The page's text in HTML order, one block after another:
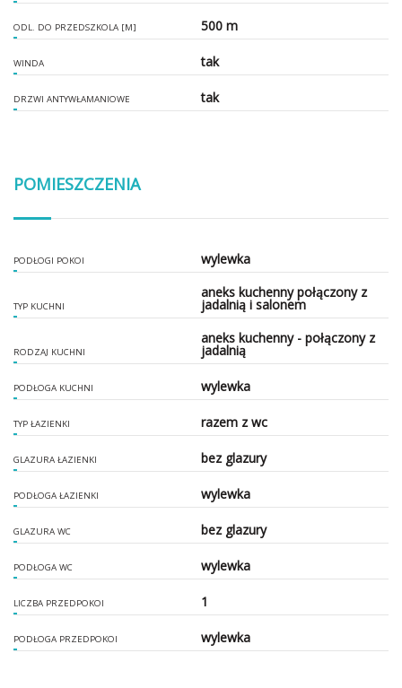
ODL. DO PRZEDSZKOLA [M] 500 m
WINDA tak
DRZWI ANTYWŁAMANIOWE tak
POMIESZCZENIA
PODŁOGI POKOI wylewka
TYP KUCHNI
aneks kuchenny połączony z
jadalnią i salonem
RODZAJ KUCHNI
aneks kuchenny - połączony z
jadalnią
PODŁOGA KUCHNI wylewka
TYP ŁAZIENKI razem z wc
GLAZURA ŁAZIENKI bez glazury
PODŁOGA ŁAZIENKI wylewka
GLAZURA WC bez glazury
PODŁOGA WC wylewka
LICZBA PRZEDPOKOI 1
PODŁOGA PRZEDPOKOI wylewka